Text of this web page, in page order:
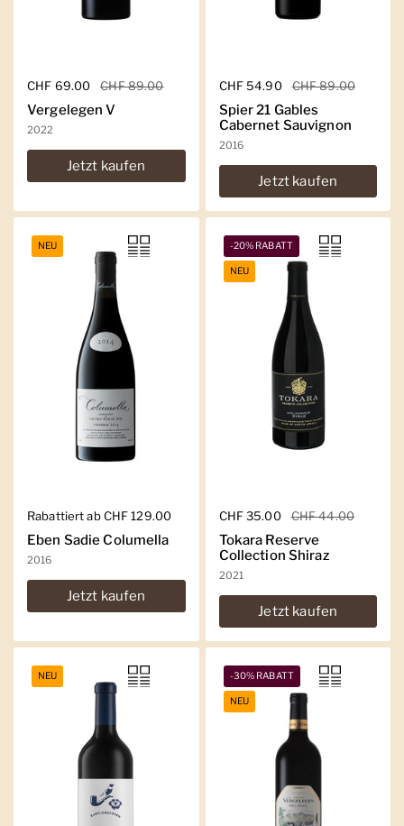
Regulärer Preis
CHF 69.00 Sale-Preis
CHF 89.00
Vergelegen V
2022
Jetzt kaufen
Regulärer Preis
CHF 54.90 Sale-Preis
CHF 89.00
Spier 21 Gables
Cabernet Sauvignon
2016
Jetzt kaufen
Regulärer Preis
Rabattiert ab CHF 129.00
Eben Sadie Columella
2016
Jetzt kaufen
NEU
Regulärer Preis
CHF 35.00 Sale-Preis
CHF 44.00
Tokara Reserve
Collection Shiraz
2021
Jetzt kaufen
-20% RABATT
NEU
NEU -30% RABATT
NEU